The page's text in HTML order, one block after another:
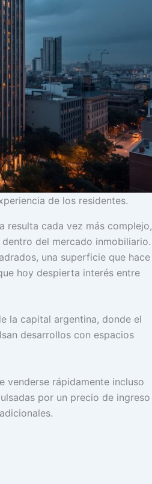
de los residentes.
resulta cada vez más complejo,
del mercado inmobiliario.
una superficie que hace
hoy despierta interés entre
la capital argentina, donde el
desarrollos con espacios
venderse rápidamente incluso
por un precio de ingreso